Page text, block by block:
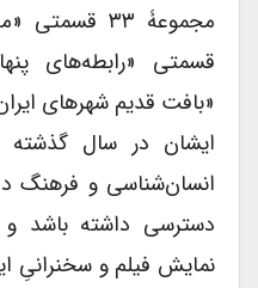
«بافت قدیم شهرهای
ایشان در سال گذشته
انسان‌شناسی و فرهنگ
دسترسی داشته باشد و
نمایش فیلم و سخنرانیِ